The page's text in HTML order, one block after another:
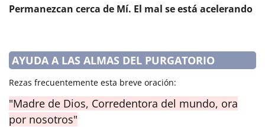
Permanezcan cerca de Mí. El mal se está acelerando
AYUDA A LAS ALMAS DEL PURGATORIO
Rezas frecuentemente esta breve oración:
"Madre de Dios, Corredentora del mundo, ora
por nosotros"